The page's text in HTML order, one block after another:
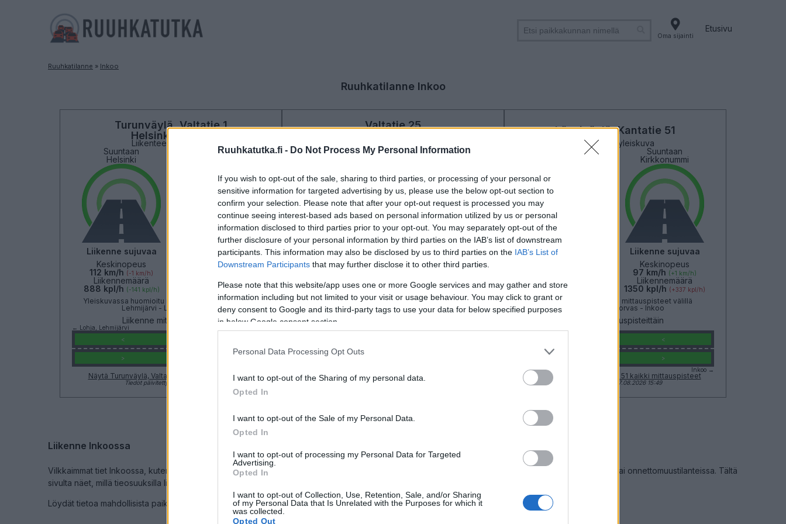
Ruuhkatutka.fi - Do Not Process My Personal Information
If you wish to opt-out of the sale, sharing to third parties, or processing of your personal or
sensitive information for targeted advertising by us, please use the below opt-out section to
confirm your selection. Please note that after your opt-out request is processed you may
continue seeing interest-based ads based on personal information utilized by us or personal
information disclosed to third parties prior to your opt-out. You may separately opt-out of the
further disclosure of your personal information by third parties on the IAB’s list of downstream
participants. This information may also be disclosed by us to third parties on the IAB’s List of
Downstream Participants that may further disclose it to other third parties.
Please note that this website/app uses one or more Google services and may gather and store
information including but not limited to your visit or usage behaviour. You may click to grant or
deny consent to Google and its third-party tags to use your data for below specified purposes
in below Google consent section.
Personal Data Processing Opt Outs
I want to opt-out of the Sharing of my personal data.
Opted In
I want to opt-out of the Sale of my Personal Data.
Opted In
I want to opt-out of processing my Personal Data for Targeted
Advertising.
Opted In
I want to opt-out of Collection, Use, Retention, Sale, and/or Sharing
of my Personal Data that Is Unrelated with the Purposes for which it
was collected.
Opted Out
Oma sijainti
Etusivu
Ruuhkatilanne » Inkoo
Ruuhkatilanne Inkoo
Turunväylä, Valtatie 1
Helsinki - Lohja
Liikenteen yleiskuva
Suuntaan
Helsinki
Liikenne sujuvaa
Keskinopeus
112 km/h (-1 km/h)
Liikennemäärä
888 kpl/h (-141 kpl/h)
Suuntaan
Liikenne sujuvaa
Keskinopeus
Liikennemäärä
2124 kpl/h(+630 kpl/h)
Yleiskuvassa huomioitu mittauspisteet välillä Lohja,
Lehmijärvi - Lohja, Karnainen
Liikenne mittauspisteittäin
← Lohja, Lehmijärvi
<
>
Näytä Turunväylä, Valtatie 1 kaikki mittauspisteet
Tiedot päivitetty 07.08.2026 15:49
Valtatie 25
Suuntaan
Liikenne sujuvaa
Keskinopeus
82 km/h
Liikennemäärä
636 kpl/h(+119 kpl/h)
Suuntaan
Liikenne sujuvaa
Keskinopeus
Liikennemäärä
732 kpl/h(+192 kpl/h)
Yleiskuvassa huomioitu mittauspisteet välillä Raasepori,
Dragsvik - Lohja, Virkkala
Näytä Valtatie 25 kaikki mittauspisteet
Tiedot päivitetty 07.08.2026 15:49
Länsiväylä, Kantatie 51
Liikenteen yleiskuva
Liikenne sujuvaa
Liikennemäärä
726 kpl/h
Suuntaan
Kirkkonummi
Liikenne sujuvaa
Keskinopeus
97 km/h (+1 km/h)
Liikennemäärä
1350 kpl/h (+337 kpl/h)
Yleiskuvassa huomioitu mittauspisteet välillä
Kirkkonummi, Jorvas - Inkoo
Liikenne mittauspisteittäin
<
>
Inkoo →
Näytä Länsiväylä, Kantatie 51 kaikki mittauspisteet
Tiedot päivitetty 07.08.2026 15:49
Liikenne Inkoossa
Vilkkaimmat tiet Inkoossa, kuten Länsiväylä / Kantatie 51 , voivat ruuhkautua erityisesti arjen ruuhka-aikoina, kuten klo 7–9 ja klo 15–17, tietöiden takia tai onnettomuustilanteissa. Tältä
sivulta näet, millä tieosuuksilla liikenne sujuu normaalisti ja missä kannattaa harkita vaihtoehtoista reittiä.
Löydät tietoa mahdollisista paikallisista onnettomuuksista Paloasema.fi:nTilannehuone Inkoo-sivulta.